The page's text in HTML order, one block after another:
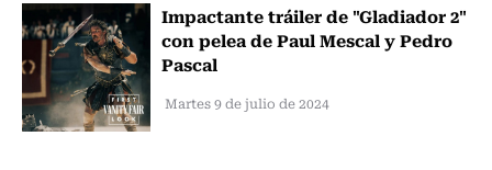
Impactante tráiler de "Gladiador 2"
con pelea de Paul Mescal y Pedro
Pascal
Martes 9 de julio de 2024